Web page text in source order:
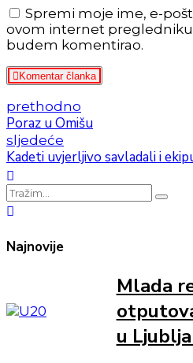
Spremi moje ime, e-
ovom internet pregledniku
budem komentirao.
Komentar članka
prethodno
Poraz u Omišu
sljedeće
Kadeti uvjerljivo savladali i
Najnovije
Mlada
u